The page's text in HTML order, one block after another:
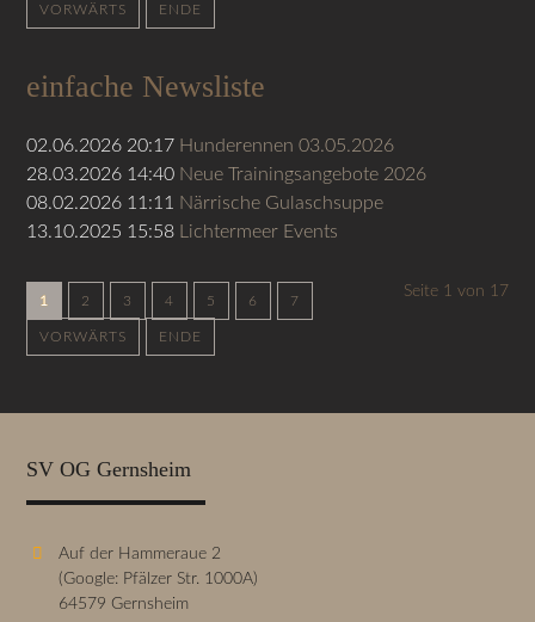
VORWÄRTS ENDE
einfache Newsliste
02.06.2026 20:17 Hunderennen 03.05.2026
28.03.2026 14:40 Neue Trainingsangebote 2026
08.02.2026 11:11 Närrische Gulaschsuppe
13.10.2025 15:58 Lichtermeer Events
Seite 1 von 17
1 2 3 4 5 6 7
VORWÄRTS ENDE
SV OG Gernsheim
Auf der Hammeraue 2
(Google: Pfälzer Str. 1000A)
64579 Gernsheim